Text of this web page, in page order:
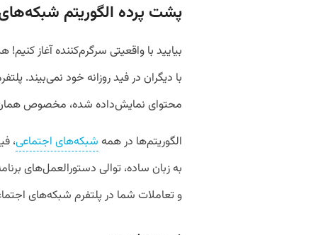
پشت پرده الگوریتم
بیایید با واقعیتی سرگرم‌کننده آغاز
با دیگران در فید روزانه خود نمی‌بیند.
محتوای نمایش‌داده‌ شده، مخصوص
الگوریتم‌ها در همه شبکه‌های اجتماعی،
به زبان ساده، توالی دستورالعمل‌های
و تعاملات شما در پلتفرم شبکه‌های